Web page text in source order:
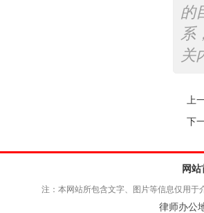
的
系
关
上
下
网站
注：本网站所包含文字、图片等信息仅用
律师办公